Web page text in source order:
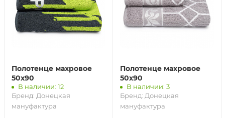
Полотенце махровое
50х90
В наличии: 12
Бренд: Донецкая
мануфактура
Полотенце махровое
50х90
В наличии: 3
Бренд: Донецкая
мануфактура